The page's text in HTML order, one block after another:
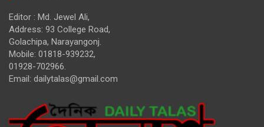
Editor : Md. Jewel Ali,
Address: 93 College Road,
Golachipa, Narayangonj.
Mobile: 01818-939232,
01928-702966.
Email: dailytalas@gmail.com